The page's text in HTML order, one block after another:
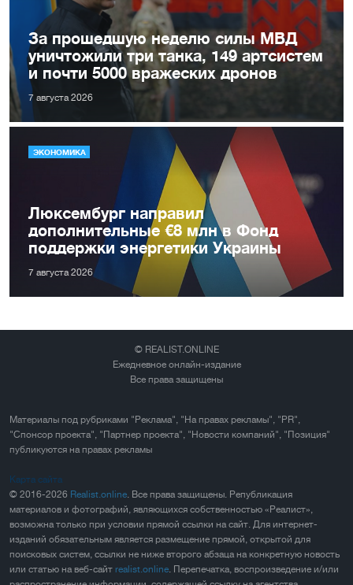
За прошедшую неделю силы МВД
уничтожили три танка, 149 артсистем
и почти 5000 вражеских дронов
7 августа 2026
ЭКОНОМИКА
Люксембург направил
дополнительные €8 млн в Фонд
поддержки энергетики Украины
7 августа 2026
© REALIST.ONLINE
Ежедневное онлайн-издание
Все права защищены
Материалы под рубриками "Реклама", "На правах рекламы", "PR",
"Спонсор проекта", "Партнер проекта", "Новости компаний", "Позиция"
публикуются на правах рекламы
Карта сайта
© 2016-2026 Realist.online . Все права защищены. Републикация
материалов и фотографий, являющихся собственностью «Реалист»,
возможна только при условии прямой ссылки на сайт. Для интернет-
изданий обязательным является размещение прямой, открытой для
поисковых систем, ссылки не ниже второго абзаца на конкретную новость
или статью на веб-сайт realist.online . Перепечатка, воспроизведение и/или